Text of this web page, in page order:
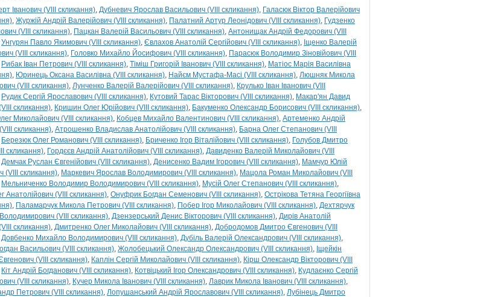
Іванович (VIII скликання) Дубневич Ярослав Васильович (VIII скликання) Галасюк Віктор Валерійович
Журжій Андрій Валерійович (VIII скликання) Палатний Артур Леонідович (VIII скликання) Гудзенко
(VIII скликання) Пацкан Валерій Васильович (VIII скликання) Антонищак Андрій Федорович (VIII
Унгурян Павло Якимович (VIII скликання) Євлахов Анатолій Сергійович (VIII скликання)
Іщенко Валерій
(VIII скликання) Головко Михайло Йосифович (VIII скликання) Парасюк Володимир Зіновійович (VIII
Рибак Іван Петрович (VIII скликання) Тіміш Григорій Іванович (VIII скликання) Матіос Марія Василівна
Юринець Оксана Василівна (VIII скликання) Найєм Мустафа-Масі (VIII скликання) Люшняк Микола
(VIII скликання) Лунченко Валерій Валерійович (VIII скликання) Крулько Іван Іванович (VIII
Рудик Сергій Ярославович (VIII скликання) Кутовий Тарас Вікторович (VIII скликання) Макар'ян Давид
скликання) Кришин Олег Юрійович (VIII скликання) Бакуменко Олександр Борисович (VIII скликання)
Миколайович (VIII скликання) Кобцев Михайло Валентинович (VIII скликання) Артеменко Андрій
скликання) Атрошенко Владислав Анатолійович (VIII скликання) Барна Олег Степанович (VIII
Березюк Олег Романович (VIII скликання) Бриченко Ігор Віталійович (VIII скликання) Голубов Дмитро
скликання) Гордєєв Андрій Анатолійович (VIII скликання) Давиденко Валерій Миколайович (VIII
Демчак Руслан Євгенійович (VIII скликання) Денисенко Вадим Ігорович (VIII скликання) Мамчур Юлій
(VIII скликання) Маркевич Ярослав Володимирович (VIII скликання) Мацола Роман Миколайович (VIII
Мельниченко Володимир Володимирович (VIII скликання) Мусій Олег Степанович (VIII скликання)
Анатолійович (VIII скликання) Онуфрик Богдан Семенович (VIII скликання) Острікова Тетяна Георгіївна
Паламарчук Микола Петрович (VIII скликання) Побер Ігор Миколайович (VIII скликання) Дехтярчук
(VIII скликання) Дзензерський Денис Вікторович (VIII скликання) Дирів Анатолій
скликання) Дмитренко Олег Миколайович (VIII скликання) Добродомов Дмитро Євгенович (VIII
Довбенко Михайло Володимирович (VIII скликання) Дубіль Валерій Олександрович (VIII скликання)
Васильович (VIII скликання) Жолобецький Олександр Олександрович (VIII скликання)
Іщейкін
(VIII скликання) Каплін Сергій Миколайович (VIII скликання) Кірш Олександр Вікторович (VIII
Кіт Андрій Богданович (VIII скликання) Котвіцький Ігор Олександрович (VIII скликання) Кудлаєнко Сергій
(VIII скликання) Кучер Микола Іванович (VIII скликання) Лаврик Микола Іванович (VIII скликання)
Петрович (VIII скликання) Лопушанський Андрій Ярославович (VIII скликання) Лубінець Дмитро